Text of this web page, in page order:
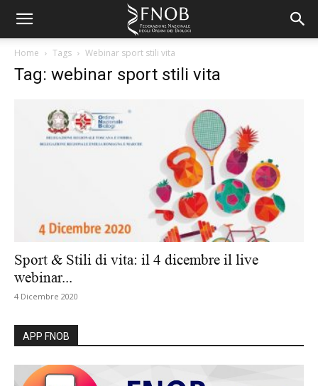
Home Tags Webinar sport stili vita
Tag: webinar sport stili vita
Sport & Stili di vita: il 4 dicembre il live
webinar...
4 Dicembre 2020
APP FNOB